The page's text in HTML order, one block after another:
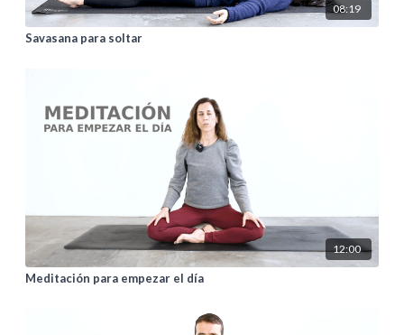
08:19
Savasana para soltar
12:00
Meditación para empezar el día